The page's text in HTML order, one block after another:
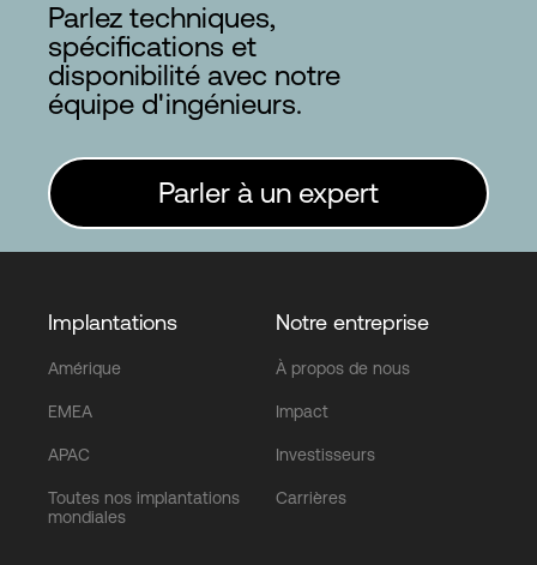
Parlez techniques,
spécifications et
disponibilité avec notre
équipe d'ingénieurs.
Parler à un expert
Implantations
Amérique
EMEA
APAC
Toutes nos implantations
mondiales
Notre entreprise
À propos de nous
Impact
Investisseurs
Carrières